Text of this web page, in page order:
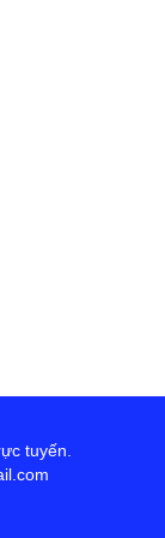
tuyến.